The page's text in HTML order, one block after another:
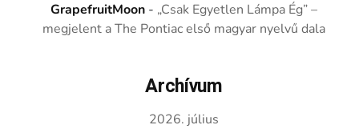
GrapefruitMoon - „Csak Egyetlen Lámpa Ég” –
megjelent a The Pontiac első magyar nyelvű dala
Archívum
2026. július